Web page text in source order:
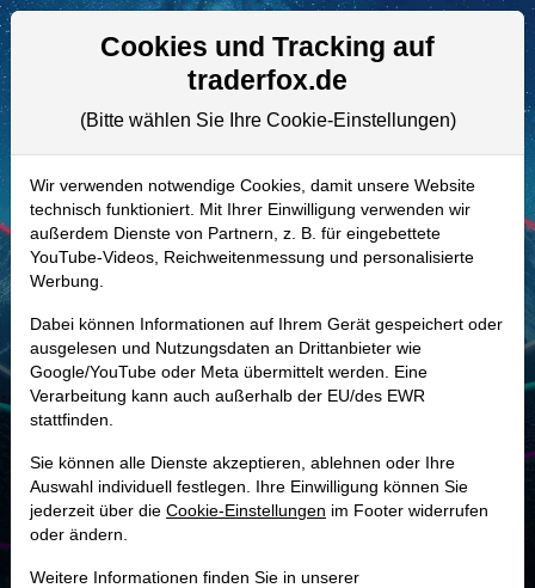
Aktien- und Artikelsuche
A3E3UN | TE–T1 Energy Aktie
Realtime-Aktienkurs:
-
-
Marktkapitalisierung 1,63 Mrd. USD
Unternehmenswert 2,21 Mrd. USD
MONKEY-TRADER INDIKATOR
76.9 %
Cookies und Tracking auf
traderfox.de
(Bitte wählen Sie Ihre Cookie-Einstellungen)
Wir verwenden notwendige Cookies, damit unsere Website
technisch funktioniert. Mit Ihrer Einwilligung verwenden wir
außerdem Dienste von Partnern, z. B. für eingebettete
YouTube-Videos, Reichweitenmessung und personalisierte
Werbung.
Dabei können Informationen auf Ihrem Gerät gespeichert oder
ausgelesen und Nutzungsdaten an Drittanbieter wie
Google/YouTube oder Meta übermittelt werden. Eine
Verarbeitung kann auch außerhalb der EU/des EWR
stattfinden.
Sie können alle Dienste akzeptieren, ablehnen oder Ihre
Auswahl individuell festlegen. Ihre Einwilligung können Sie
jederzeit über die Cookie-Einstellungen im Footer widerrufen
oder ändern.
Weitere Informationen finden Sie in unserer